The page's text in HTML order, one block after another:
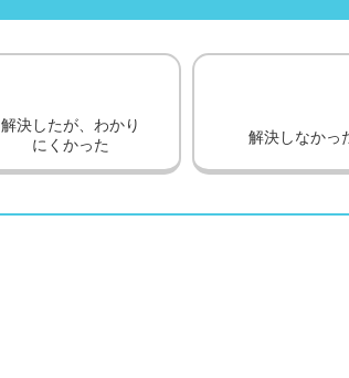
解決したが、わかり
にくかった
解決しなかっ